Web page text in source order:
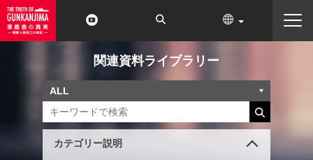
関連資料ライブラリー
カテゴリー説明